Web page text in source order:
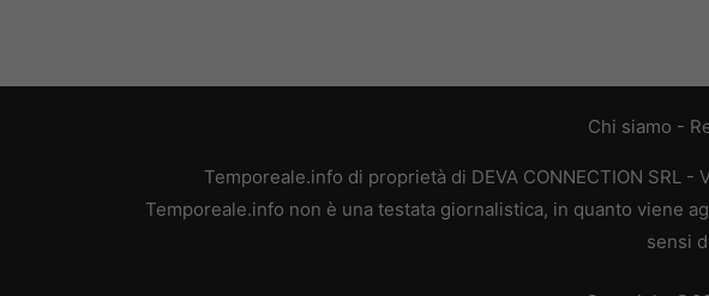
Chi siamo -
Temporeale.info di proprietà di DEVA CONNECTION SRL
Temporeale.info non è una testata giornalistica, in quanto viene
sensi